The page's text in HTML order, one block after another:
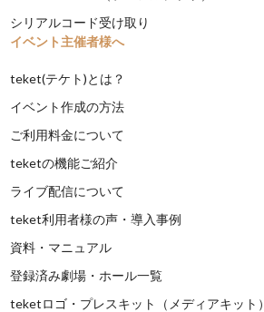
シリアルコード受け取り
イベント主催者様へ
teket(テケト)とは？
イベント作成の方法
ご利用料金について
teketの機能ご紹介
ライブ配信について
teket利用者様の声・導入事例
資料・マニュアル
登録済み劇場・ホール一覧
teketロゴ・プレスキット（メディアキット）